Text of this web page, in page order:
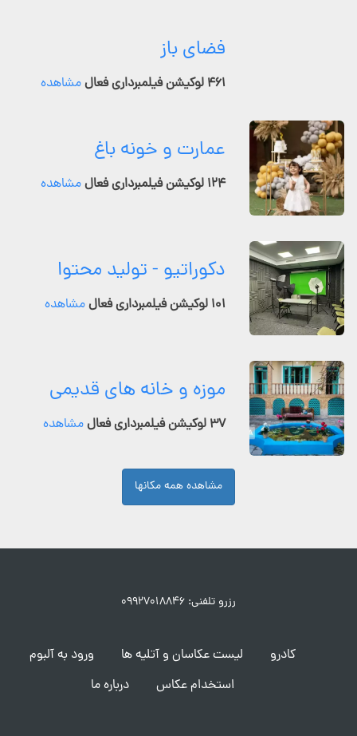
فضای باز
۴۶۱ لوکیشن فیلمبرداری فعال مشاهده
عمارت و خونه باغ
۱۲۴ لوکیشن فیلمبرداری فعال مشاهده
دکوراتیو - تولید محتوا
۱۰۱ لوکیشن فیلمبرداری فعال مشاهده
موزه و خانه های قدیمی
۳۷ لوکیشن فیلمبرداری فعال مشاهده
مشاهده همه مکانها
رزرو تلفنی: ۰۹۹۲۷۰۱۸۸۴۶
کادرو لیست عکاسان و آتلیه ها
ورود به آلبوم
استخدام عکاس
درباره ما